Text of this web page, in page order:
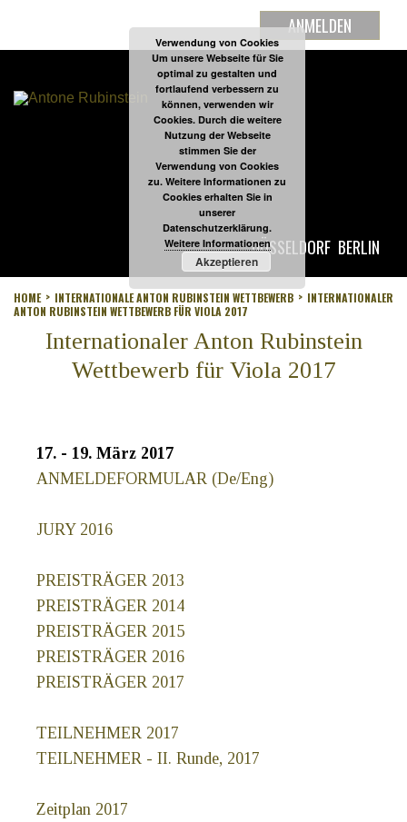
ANMELDEN
DÜSSELDORF BERLIN
HOME INTERNATIONALE ANTON RUBINSTEIN WETTBEWERB
INTERNATIONALER
ANTON RUBINSTEIN WETTBEWERB FÜR VIOLA 2017
Internationaler Anton Rubinstein
Wettbewerb für Viola 2017
17. - 19. März 2017
ANMELDEFORMULAR (De/Eng)
JURY 2016
PREISTRÄGER 2013
PREISTRÄGER 2014
PREISTRÄGER 2015
PREISTRÄGER 2016
PREISTRÄGER 2017
TEILNEHMER 2017
TEILNEHMER - II. Runde, 2017
Zeitplan 2017
Verwendung von Cookies
Um unsere Webseite für Sie
optimal zu gestalten und
fortlaufend verbessern zu
können, verwenden wir
Cookies. Durch die weitere
Nutzung der Webseite
stimmen Sie der
Verwendung von Cookies
zu. Weitere Informationen zu
Cookies erhalten Sie in
unserer
Datenschutzerklärung.
Weitere Informationen
Akzeptieren